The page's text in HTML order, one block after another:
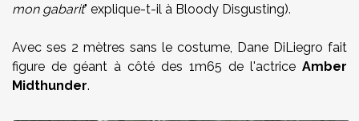
mon gabarit" explique-t-il à Bloody Disgusting).
Avec ses 2 mètres sans le costume, Dane DiLiegro fait
figure de géant à côté des 1m65 de l'actrice Amber
Midthunder.